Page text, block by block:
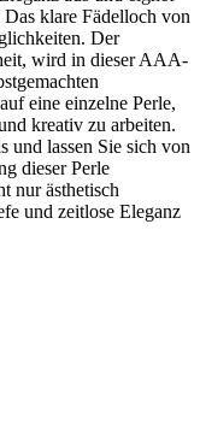
klare Fädelloch von
Der
wird in dieser AAA-
eine einzelne Perle,
kreativ zu arbeiten.
und lassen Sie sich von
dieser Perle
nur ästhetisch
und zeitlose Eleganz